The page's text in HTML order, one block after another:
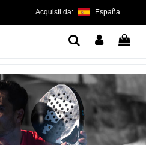
Acquisti da: España